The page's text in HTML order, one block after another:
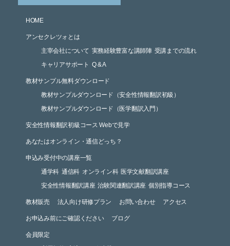
HOME
アンセクレツォとは
主宰会社について 実務経験豊富な講師陣 受講までの流れ
キャリアサポート Q & A
教材サンプル無料ダウンロード
教材サンプルダウンロード（安全性情報翻訳初級）
教材サンプルダウンロード（医学翻訳入門）
安全性情報翻訳初級コース Webで見学
あなたはオンライン・通信どっち？
申込み受付中の講座一覧
通学科 通信科 オンライン科 医学文献翻訳講座
安全性情報翻訳講座 治験関連翻訳講座 個別指導コース
教材販売 法人向け研修プラン お問い合わせ アクセス
お申込み前にご確認ください ブログ
会員限定